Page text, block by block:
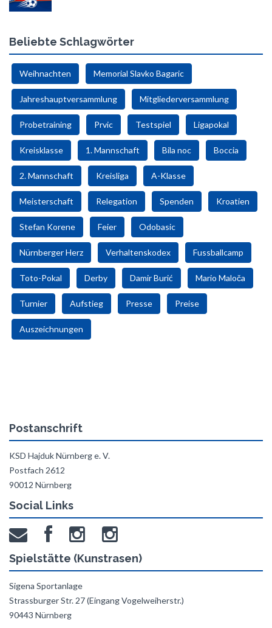
Beliebte Schlagwörter
Weihnachten Memorial Slavko Bagaric
Jahreshauptversammlung Mitgliederversammlung
Probetraining Prvic Testspiel Ligapokal
Kreisklasse 1. Mannschaft Bila noc Boccia
2. Mannschaft Kreisliga A-Klasse
Meisterschaft Relegation Spenden Kroatien
Stefan Korene Feier Odobasic
Nürnberger Herz Verhaltenskodex Fussballcamp
Toto-Pokal Derby Damir Burić Mario Maloča
Turnier Aufstieg Presse Preise
Auszeichnungen
Postanschrift
KSD Hajduk Nürnberg e. V.
Postfach 2612
90012 Nürnberg
Social Links
Spielstätte (Kunstrasen)
Sigena Sportanlage
Strassburger Str. 27 (Eingang Vogelweiherstr.)
90443 Nürnberg